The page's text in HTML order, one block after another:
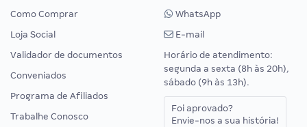
Como Comprar
Loja Social
Validador de documentos
Conveniados
Programa de Afiliados
Trabalhe Conosco
WhatsApp
E-mail
Horário de atendimento:
segunda a sexta (8h às 20h),
sábado (9h às 13h).
Foi aprovado?
Envie-nos a sua história!